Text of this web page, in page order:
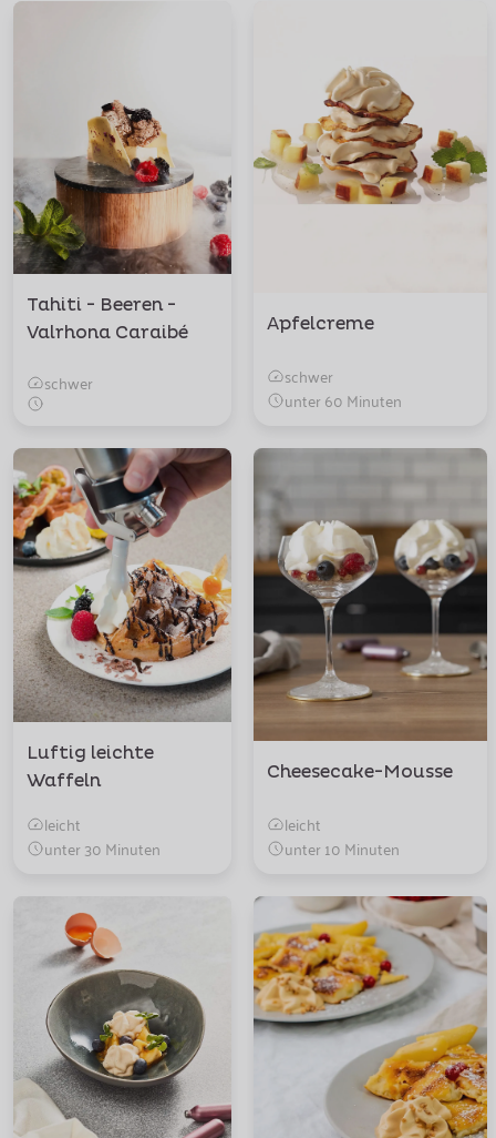
Tahiti - Beeren -
Valrhona Caraibé
schwer
Apfelcreme
schwer
unter 60 Minuten
Luftig leichte
Waffeln
leicht
unter 30 Minuten
Cheesecake-Mousse
leicht
unter 10 Minuten